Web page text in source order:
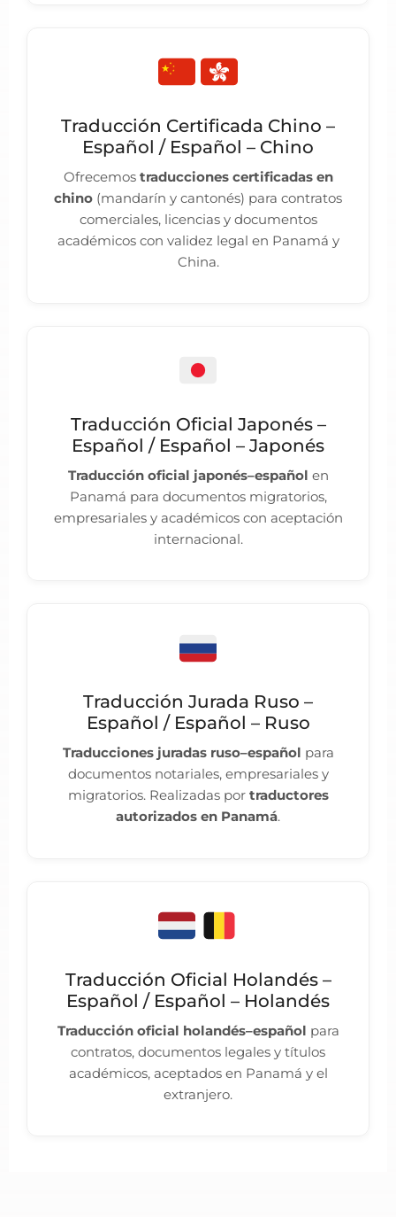
Traducción Certificada Chino –
Español / Español – Chino
Ofrecemos traducciones certificadas en
chino (mandarín y cantonés) para contratos
comerciales, licencias y documentos
académicos con validez legal en Panamá y
China.
Traducción Oficial Japonés –
Español / Español – Japonés
Traducción oficial japonés–español en
Panamá para documentos migratorios,
empresariales y académicos con aceptación
internacional.
Traducción Jurada Ruso –
Español / Español – Ruso
Traducciones juradas ruso–español para
documentos notariales, empresariales y
migratorios. Realizadas por traductores
autorizados en Panamá.
Traducción Oficial Holandés –
Español / Español – Holandés
Traducción oficial holandés–español para
contratos, documentos legales y títulos
académicos, aceptados en Panamá y el
extranjero.